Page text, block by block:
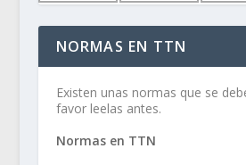
NORMAS EN TTN
Existen unas normas que se
favor leelas antes.
Normas en TTN